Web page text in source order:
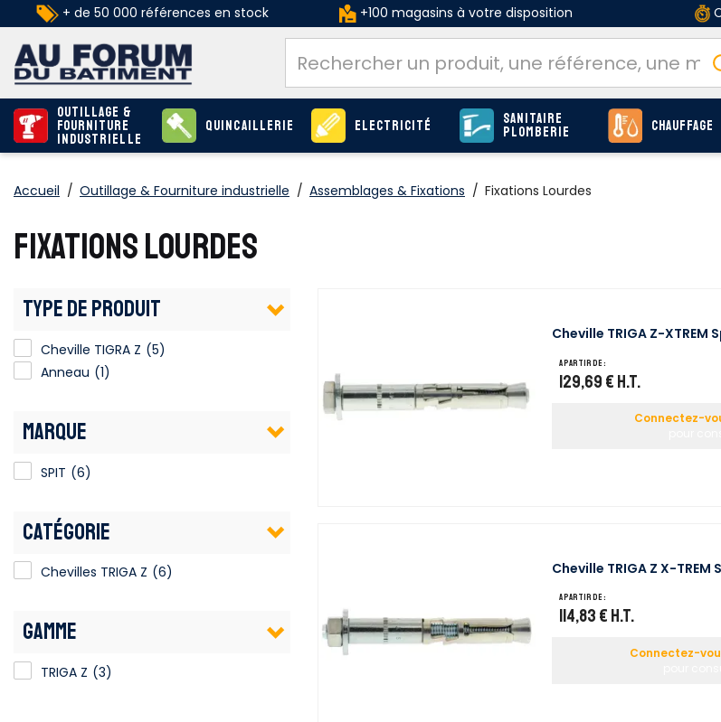
+ de 50 000 références en stock +100 magasins à votre disposition
Outillage &
Fourniture
industrielle
Quincaillerie Electricité Sanitaire
Plomberie Chauffage
Accueil / Outillage & Fourniture industrielle / Assemblages & Fixations / Fixations Lourdes
FIXATIONS LOURDES
TYPE DE PRODUIT
Cheville TIGRA Z (5)
Anneau (1)
MARQUE
SPIT (6)
CATÉGORIE
Chevilles TRIGA Z (6)
GAMME
TRIGA Z (3)
Cheville TRIGA Z-
A partir de :
129,69 € H.T.
Connectez-
Cheville TRIGA Z X-
A partir de :
114,83 € H.T.
Connectez-